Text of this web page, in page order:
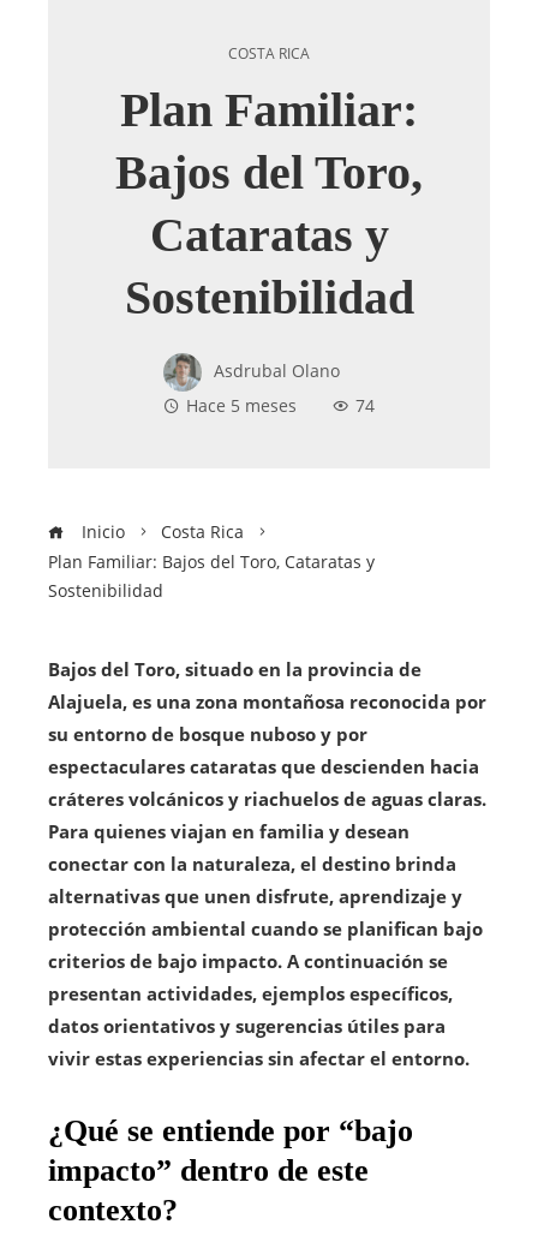
COSTA RICA
Plan Familiar:
Bajos del Toro,
Cataratas y
Sostenibilidad
Asdrubal Olano
Hace 5 meses
74
Inicio
Costa Rica
Plan Familiar: Bajos del Toro, Cataratas y
Sostenibilidad
Bajos del Toro, situado en la provincia de
Alajuela, es una zona montañosa reconocida por
su entorno de bosque nuboso y por
espectaculares cataratas que descienden hacia
cráteres volcánicos y riachuelos de aguas claras.
Para quienes viajan en familia y desean
conectar con la naturaleza, el destino brinda
alternativas que unen disfrute, aprendizaje y
protección ambiental cuando se planifican bajo
criterios de bajo impacto. A continuación se
presentan actividades, ejemplos específicos,
datos orientativos y sugerencias útiles para
vivir estas experiencias sin afectar el entorno.
¿Qué se entiende por “bajo
impacto” dentro de este
contexto?